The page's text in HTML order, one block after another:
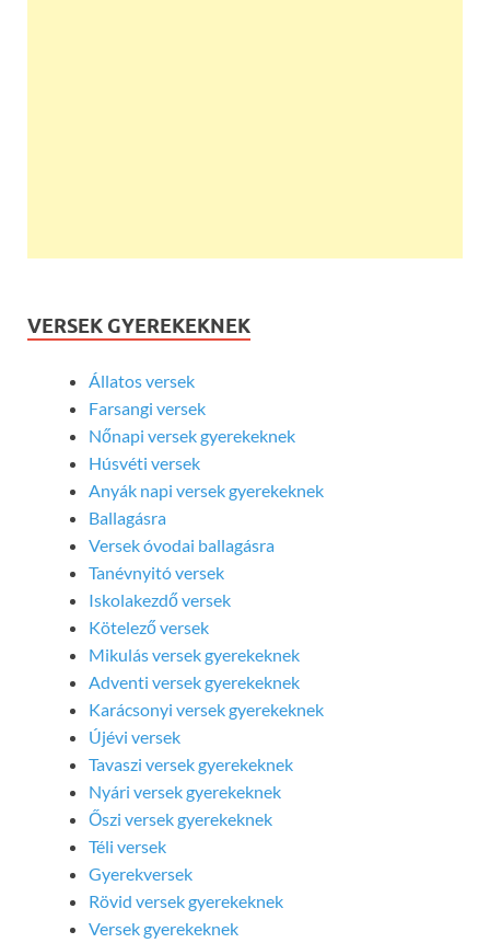
VERSEK GYEREKEKNEK
Állatos versek
Farsangi versek
Nőnapi versek gyerekeknek
Húsvéti versek
Anyák napi versek gyerekeknek
Ballagásra
Versek óvodai ballagásra
Tanévnyitó versek
Iskolakezdő versek
Kötelező versek
Mikulás versek gyerekeknek
Adventi versek gyerekeknek
Karácsonyi versek gyerekeknek
Újévi versek
Tavaszi versek gyerekeknek
Nyári versek gyerekeknek
Őszi versek gyerekeknek
Téli versek
Gyerekversek
Rövid versek gyerekeknek
Versek gyerekeknek